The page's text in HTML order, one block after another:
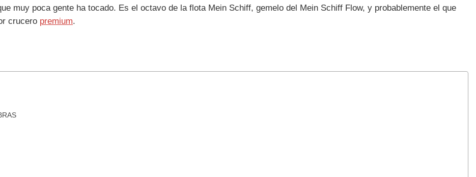
muy poca gente ha tocado. Es el octavo de la flota Mein Schiff, gemelo del Mein Schiff Flow, y probablemente el que
crucero premium.